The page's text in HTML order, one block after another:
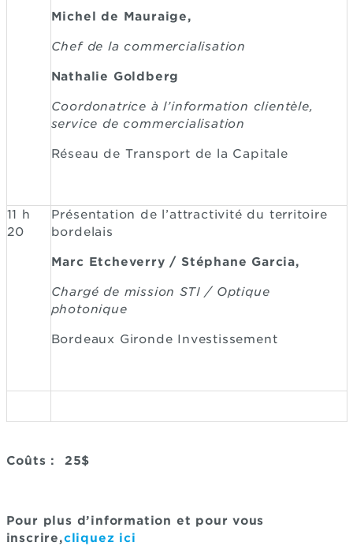
Michel de Mauraige,
Chef de la commercialisation
Nathalie Goldberg
Coordonatrice à l’information clientèle,
service de commercialisation
Réseau de Transport de la Capitale
11 h
20
Présentation de l’attractivité du territoire
bordelais
Marc Etcheverry / Stéphane Garcia,
Chargé de mission STI / Optique
photonique
Bordeaux Gironde Investissement
Coûts : 25$
Pour plus d’information et pour vous
inscrire,cliquez ici